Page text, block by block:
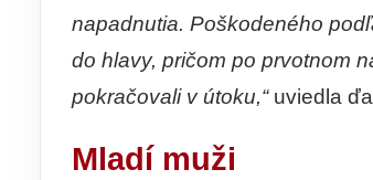
napadnutia. Poškodeného
do hlavy, pričom po prvotnom
pokračovali v útoku,“uviedla
Mladí muži